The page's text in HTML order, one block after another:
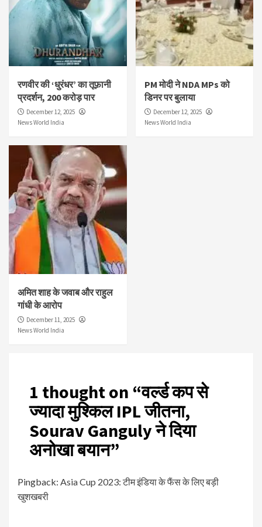
रणवीर की ‘धुरंधर’ का तूफ़ानी
प्रदर्शन, 200 करोड़ पार
December 12, 2025
News World India
PM मोदी ने NDA MPs को
डिनर पर बुलाया
December 12, 2025
News World India
अमित शाह के जवाब और राहुल
गांधी के आरोप
December 11, 2025
News World India
1 thought on “वर्ल्ड कप से
ज्यादा मुश्किल IPL जीतना,
Sourav Ganguly ने दिया
अनोखा बयान”
Pingback: Asia Cup 2023: टीम इंडिया के फैंस के लिए बड़ी
खुशखबरी